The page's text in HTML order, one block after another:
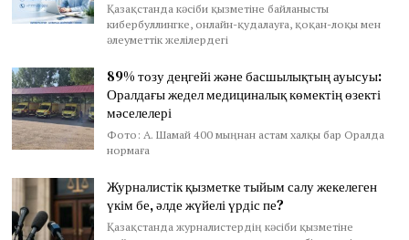
Қазақстанда кәсіби қызметіне байланысты
кибербуллингке, онлайн-қудалауға, қоқан-лоқы мен
әлеуметтік желілердегі
89% тозу деңгейі және басшылықтың ауысуы:
Оралдағы жедел медициналық көмектің өзекті
мәселелері
Фото: А. Шамай 400 мыңнан астам халқы бар Оралда
нормаға
Журналистік қызметке тыйым салу жекелеген
үкім бе, әлде жүйелі үрдіс пе?
Қазақстанда журналистердің кәсіби қызметіне